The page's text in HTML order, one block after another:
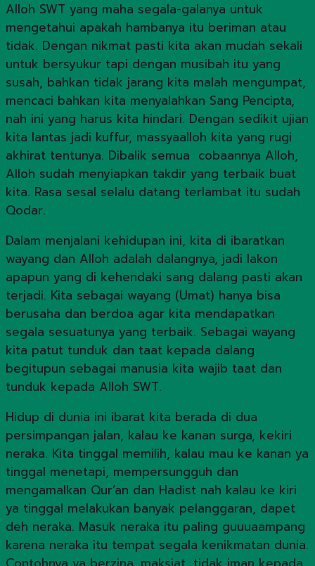
Alloh SWT yang maha segala-galanya untuk
mengetahui apakah hambanya itu beriman atau
tidak. Dengan nikmat pasti kita akan mudah sekali
untuk bersyukur tapi dengan musibah itu yang
susah, bahkan tidak jarang kita malah mengumpat,
mencaci bahkan kita menyalahkan Sang Pencipta,
nah ini yang harus kita hindari. Dengan sedikit ujian
kita lantas jadi kuffur, massyaalloh kita yang rugi
akhirat tentunya. Dibalik semua cobaannya Alloh,
Alloh sudah menyiapkan takdir yang terbaik buat
kita. Rasa sesal selalu datang terlambat itu sudah
Qodar.
Dalam menjalani kehidupan ini, kita di ibaratkan
wayang dan Alloh adalah dalangnya, jadi lakon
apapun yang di kehendaki sang dalang pasti akan
terjadi. Kita sebagai wayang (Umat) hanya bisa
berusaha dan berdoa agar kita mendapatkan
segala sesuatunya yang terbaik. Sebagai wayang
kita patut tunduk dan taat kepada dalang
begitupun sebagai manusia kita wajib taat dan
tunduk kepada Alloh SWT.
Hidup di dunia ini ibarat kita berada di dua
persimpangan jalan, kalau ke kanan surga, kekiri
neraka. Kita tinggal memilih, kalau mau ke kanan ya
tinggal menetapi, mempersungguh dan
mengamalkan Qur’an dan Hadist nah kalau ke kiri
ya tinggal melakukan banyak pelanggaran, dapet
deh neraka. Masuk neraka itu paling guuuaampang
karena neraka itu tempat segala kenikmatan dunia.